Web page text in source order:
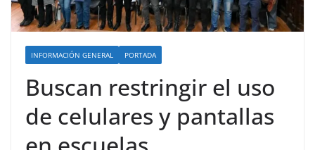
INFORMACIÓN GENERAL PORTADA
Buscan restringir el uso
de celulares y pantallas